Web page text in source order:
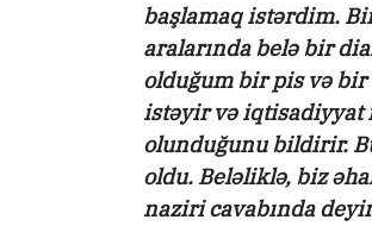
başlamaq istərdim.
aralarında belə bir
olduğum bir pis və bir
istəyir və iqtisadiyyat
olunduğunu bildirir.
oldu. Beləliklə, biz
naziri cavabında